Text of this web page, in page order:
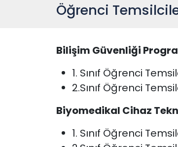
Öğrenci
Bilişim Güvenliği
1. Sınıf Öğrenci
2.Sınıf Öğrenci
Biyomedikal Cihaz
1. Sınıf Öğrenci